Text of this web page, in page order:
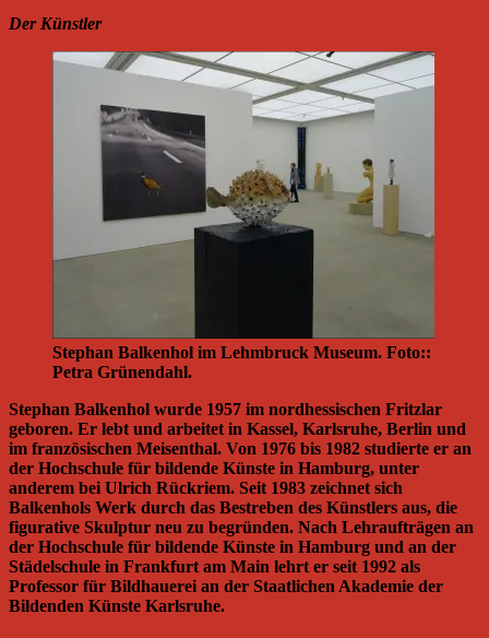
Der Künstler
Stephan Balkenhol im Lehmbruck Museum. Foto::
Petra Grünendahl.
Stephan Balkenhol wurde 1957 im nordhessischen Fritzlar
geboren. Er lebt und arbeitet in Kassel, Karlsruhe, Berlin und
im französischen Meisenthal. Von 1976 bis 1982 studierte er an
der Hochschule für bildende Künste in Hamburg, unter
anderem bei Ulrich Rückriem. Seit 1983 zeichnet sich
Balkenhols Werk durch das Bestreben des Künstlers aus, die
figurative Skulptur neu zu begründen. Nach Lehraufträgen an
der Hochschule für bildende Künste in Hamburg und an der
Städelschule in Frankfurt am Main lehrt er seit 1992 als
Professor für Bildhauerei an der Staatlichen Akademie der
Bildenden Künste Karlsruhe.